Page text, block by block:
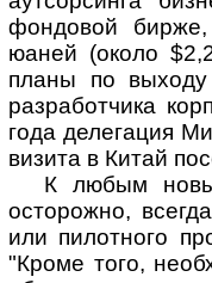
фондовой бирже,
юаней (около
планы по выходу
разработчика
года делегация
визита в Китай
К любым
осторожно,
или пилотного
"Кроме того,